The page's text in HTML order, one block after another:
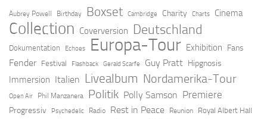
Aubrey Powell Birthday Boxset Cambridge Charity Charts Cinema
Collection Coverversion Deutschland
Dokumentation Echoes Europa-Tour Exhibition Fans
Fender Festival Flashback Gerald Scarfe Guy Pratt Hipgnosis
Immersion Italien Livealbum Nordamerika-Tour
Open Air Phil Manzanera Politik Polly Samson Premiere
Progressiv Psychedelic Radio Rest in Peace Reunion Royal Albert Hall